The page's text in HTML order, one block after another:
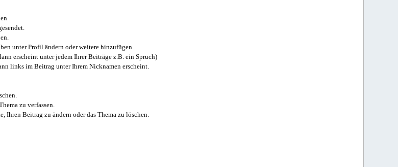
unter Profil ändern oder weitere hinzufügen.
erscheint unter jedem Ihrer Beiträge z.B. ein Spruch)
links im Beitrag unter Ihrem Nicknamen erscheint.
zu verfassen.
Ihren Beitrag zu ändern oder das Thema zu löschen.